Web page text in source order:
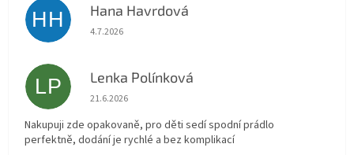
HH Hana Havrdová
Hodnocení obchodu je 5 z 5 hvězdiček.
4.7.2026
LP Lenka Polínková
Hodnocení obchodu je 5 z 5 hvězdiček.
21.6.2026
Nakupuji zde opakovaně, pro děti sedí spodní prádlo
perfektně, dodání je rychlé a bez komplikací